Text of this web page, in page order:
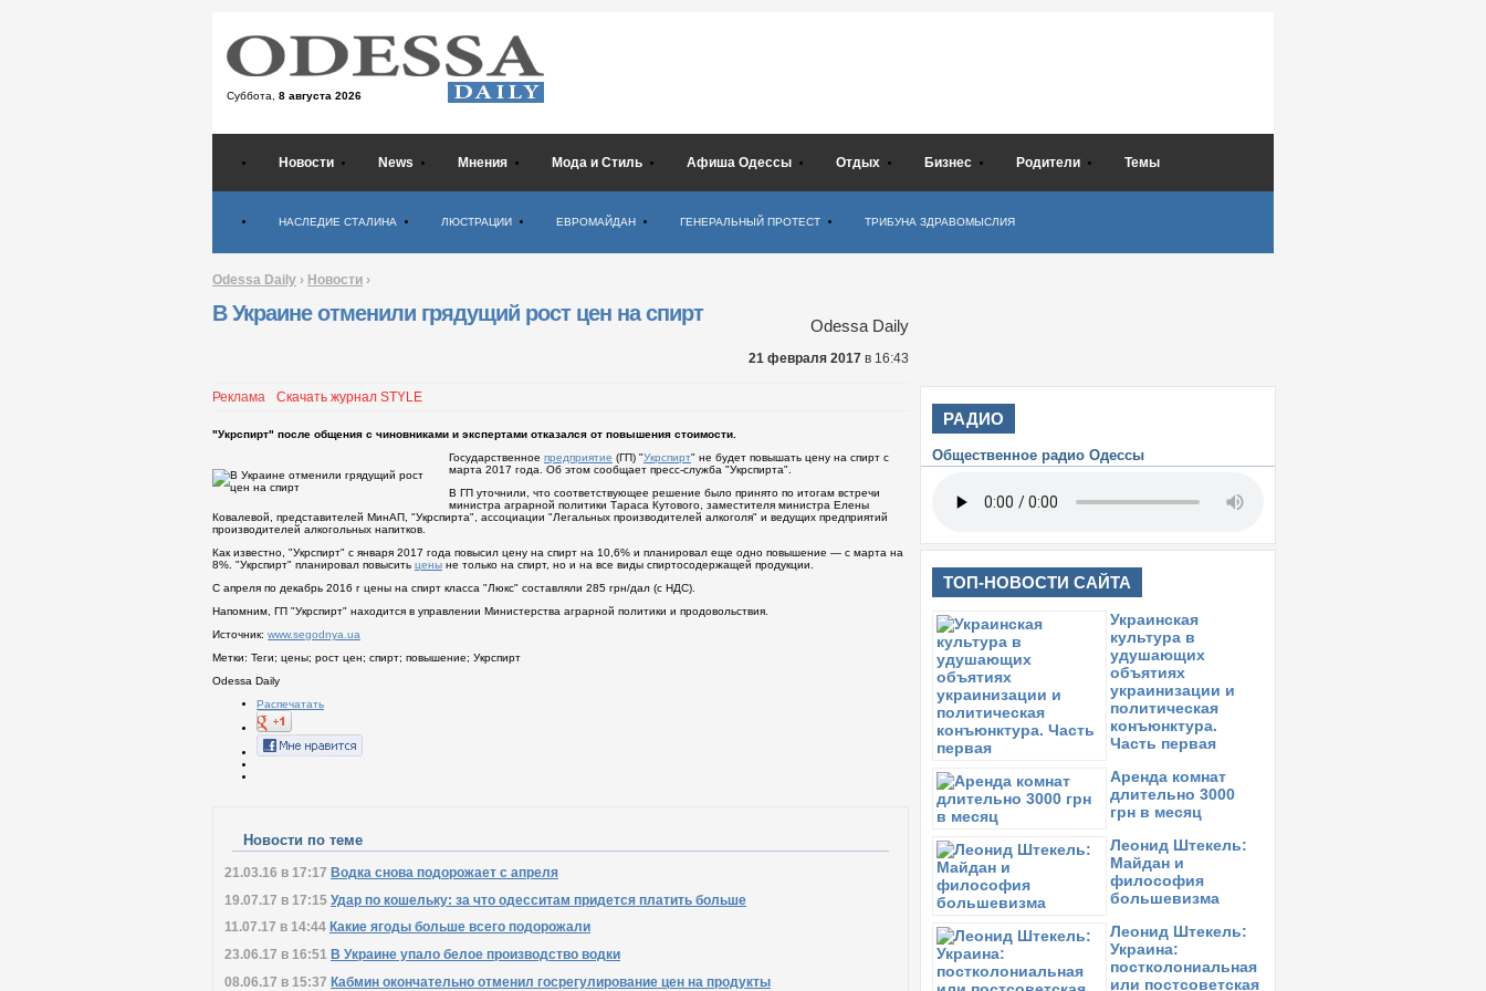
Суббота, 8 августа 2026
Новости News Мнения Мода и Стиль Афиша Одессы Отдых Бизнес Родители Темы
НАСЛЕДИЕ СТАЛИНА ЛЮСТРАЦИИ ЕВРОМАЙДАН ГЕНЕРАЛЬНЫЙ ПРОТЕСТ ТРИБУНА ЗДРАВОМЫСЛИЯ
Odessa Daily › Новости ›
В Украине отменили грядущий рост цен на спирт
Odessa Daily
21 февраля 2017 в 16:43
Реклама Скачать журнал STYLE
"Укрспирт" после общения с чиновниками и экспертами отказался от повышения стоимости.
Государственное предприятие (ГП) "Укрспирт" не будет повышать цену на спирт с
марта 2017 года. Об этом сообщает пресс-служба "Укрспирта".
В ГП уточнили, что соответствующее решение было принято по итогам встречи
министра аграрной политики Тараса Кутового, заместителя министра Елены
Ковалевой, представителей МинАП, "Укрспирта", ассоциации "Легальных производителей алкоголя" и ведущих предприятий
производителей алкогольных напитков.
Как известно, "Укрспирт" с января 2017 года повысил цену на спирт на 10,6% и планировал еще одно повышение — с марта на
8%. "Укрспирт" планировал повысить цены не только на спирт, но и на все виды спиртосодержащей продукции.
С апреля по декабрь 2016 г цены на спирт класса "Люкс" составляли 285 грн/дал (с НДС).
Напомним, ГП "Укрспирт" находится в управлении Министерства аграрной политики и продовольствия.
Источник: www.segodnya.ua
Метки: Теги; цены; рост цен; спирт; повышение; Укрспирт
Odessa Daily
Распечатать
Новости по теме
21.03.16 в 17:17 Водка снова подорожает с апреля
19.07.17 в 17:15 Удар по кошельку: за что одесситам придется платить больше
11.07.17 в 14:44 Какие ягоды больше всего подорожали
23.06.17 в 16:51 В Украине упало белое производство водки
РАДИО
Общественное радио Одессы
ТОП-НОВОСТИ САЙТА
Украинская
культура в
удушающих
объятиях
украинизации и
политическая
конъюнктура.
Часть первая
Аренда комнат
длительно 3000
грн в месяц
Леонид Штекель:
Майдан и
философия
большевизма
Леонид Штекель:
Украина:
постколониальная
или постсоветская